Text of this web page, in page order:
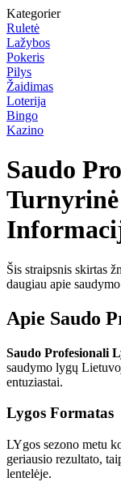
Kategorier
Ruletė
Lažybos
Pokeris
Pilys
Žaidimas
Loterija
Bingo
Kazino
Saudo
Šis straipsnis skirtas
daugiau apie
Apie Saudo
Saudo Profesionali
saudymo lygų
entuziastai.
Lygos Formatas
LYgos sezono metu
geriausio rezultato,
lentelėje.